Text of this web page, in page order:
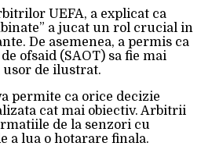
UEFA, a explicat ca
a jucat un rol crucial in
De asemenea, a permis ca
ofsaid (SAOT) sa fie mai
de ilustrat.
permite ca orice decizie
cat mai obiectiv. Arbitrii
de la senzori cu
a lua o hotarare finala.